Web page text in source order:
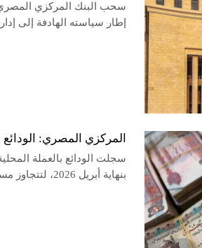
سحب البنك المركزي
إطار سياسته الهادفة إلى
المركزي المصري: الودائع المحلية تتجاوز 10
سجلت الودائع بالعملة
بنهاية أبريل 2026، لتتجاوز مستوى 10 تريليونات جنيه